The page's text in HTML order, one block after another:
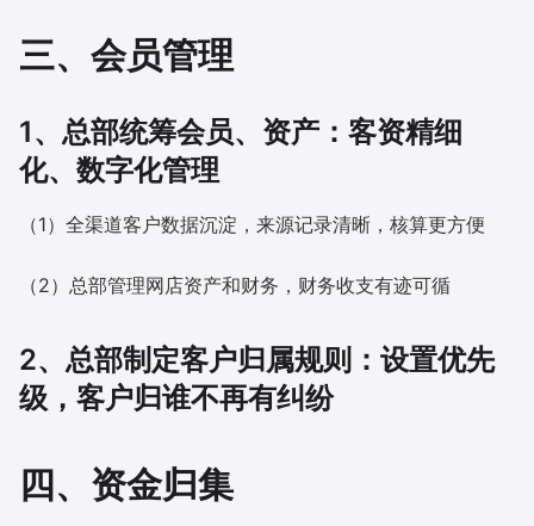
三、会员管理
1、总部统筹会员、资产：客资精细
化、数字化管理
（1）全渠道客户数据沉淀，来源记录清晰，核算更方便
（2）总部管理网店资产和财务，财务收支有迹可循
2、总部制定客户归属规则：设置优先
级，客户归谁不再有纠纷
四、资金归集